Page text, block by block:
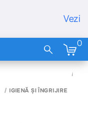
Vezi
0
IGIENĂ ȘI ÎNGRIJIRE